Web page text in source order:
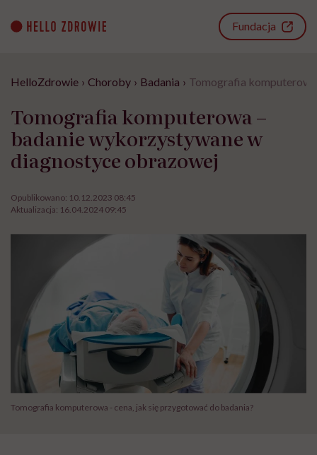
content
Fundacja
HelloZdrowie › Choroby › Badania › Tomografia
Tomografia komputerowa –
badanie wykorzystywane w
diagnostyce obrazowej
Opublikowano: 10.12.2023 08:45
Aktualizacja: 16.04.2024 09:45
Tomografia komputerowa - cena, jak się przygotować do badania?